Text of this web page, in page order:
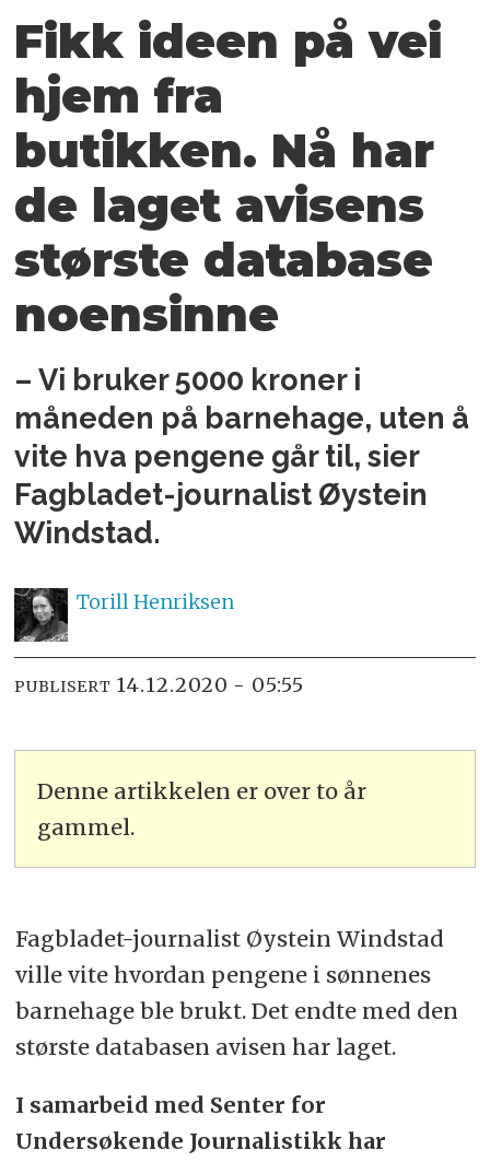
Fikk ideen på vei
hjem fra
butikken. Nå har
de laget avisens
største database
noensinne
– Vi bruker 5000 kroner i
måneden på barnehage, uten å
vite hva pengene går til, sier
Fagbladet-journalist Øystein
Windstad.
TorillHenriksen
PUBLISERT 14.12.2020 - 05:55
Denne artikkelen er over to år
gammel.
Fagbladet-journalist Øystein Windstad
ville vite hvordan pengene i sønnenes
barnehage ble brukt. Det endte med den
største databasen avisen har laget.
I samarbeid med Senter for
Undersøkende Journalistikk har